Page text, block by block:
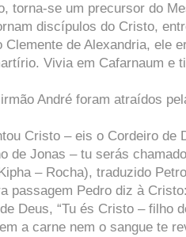
torna-se um precursor do
discípulos do Cristo,
de Alexandria, ele
Vivia em Cafarnaum e
André foram atraídos
Cristo – eis o Cordeiro de
de Jonas – tu serás
– Rocha), traduzido
passagem Pedro diz à
Deus, “Tu és Cristo – filho
a carne nem o sangue te